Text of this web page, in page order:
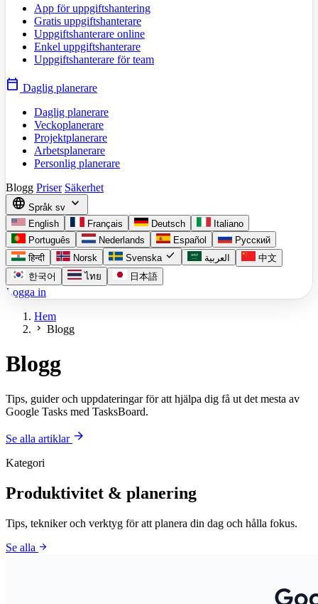
App för uppgiftshantering
Gratis uppgiftshanterare
Uppgiftshanterare online
Enkel uppgiftshanterare
Uppgiftshanterare för team
calendar_today Daglig planerare
Daglig planerare
Veckoplanerare
Projektplanerare
Arbetsplanerare
Personlig planerare
Blogg Priser Säkerhet
language Språk sv expand_more
English Français Deutsch
Italiano
Português
Nederlands Español
Русский
हिन्दी
Norsk Svenska check العربية
中文
한국어
ไทย 日本語
Logga in
Hem
chevron_right Blogg
Blogg
Tips, guider och uppdateringar för att hjälpa dig få ut det mesta av
Google Tasks med TasksBoard.
Se alla artiklar arrow_forward
Kategori
Produktivitet & planering
Tips, tekniker och verktyg för att planera din dag och hålla fokus.
Se alla arrow_forward